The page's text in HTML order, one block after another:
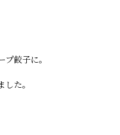
餃子に。
た。